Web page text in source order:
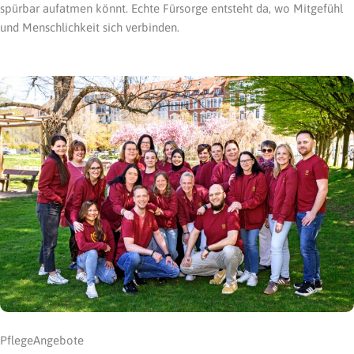
spürbar aufatmen könnt. Echte Fürsorge entsteht da, wo Mitgefühl
und Menschlichkeit sich verbinden.
PflegeAngebote